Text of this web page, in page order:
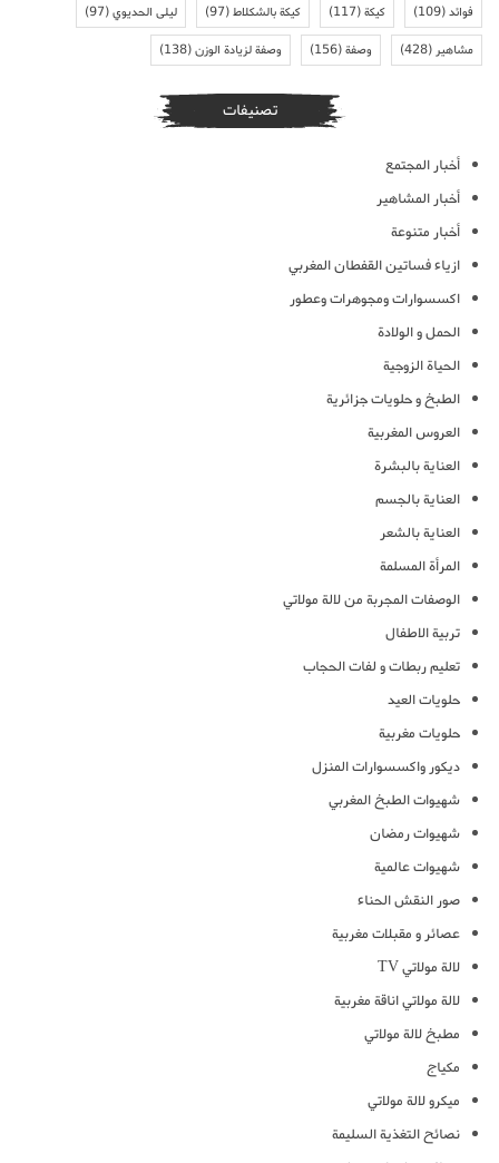
فوائد(109) كيكة(117) كيكة بالشكلاط(97) ليلى الحديوي(97)
مشاهير (428) وصفة(156) وصفة لزيادة الوزن(138)
تصنيفات
أخبار المجتمع
أخبار المشاهير
أخبار متنوعة
ازياء فساتين القفطان المغربي
اكسسوارات ومجوهرات وعطور
الحمل و الولادة
الحياة الزوجية
الطبخ و حلويات جزائرية
العروس المغربية
العناية بالبشرة
العناية بالجسم
العناية بالشعر
المرأة المسلمة
الوصفات المجربة من لالة مولاتي
تربية الاطفال
تعليم ربطات و لفات الحجاب
حلويات العيد
حلويات مغربية
ديكور واكسسوارات المنزل
شهيوات الطبخ المغربي
شهيوات رمضان
شهيوات عالمية
صور النقش الحناء
عصائر و مقبلات مغربية
لالة مولاتي TV
لالة مولاتي اناقة مغربية
مطبخ لالة مولاتي
مكياج
ميكرو لالة مولاتي
نصائح التغذية السليمة